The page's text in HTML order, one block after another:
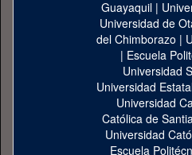
Guayaquil|
Universidad de
del Chimborazo |
| Escuela
Universidad
Universidad
Universidad
Católica de
Universidad
Escuela